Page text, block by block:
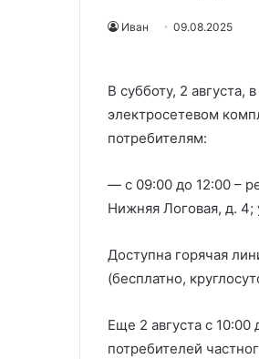
Иван 09.08.2025
В субботу, 2 августа,
электросетевом
потребителям:
— с 09:00 до 12:00 –
Нижняя Логовая, д. 4;
Доступна горячая
(бесплатно,
Еще 2 августа с 10:00
потребителей